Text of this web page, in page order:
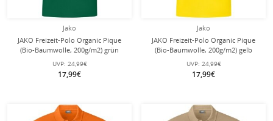
Jako
JAKO Freizeit-Polo Organic Pique
(Bio-Baumwolle, 200g/m2) grün
Jungen
UVP: 24,99€
17,99€
Jako
JAKO Freizeit-Polo Organic Pique
(Bio-Baumwolle, 200g/m2) gelb
Jungen
UVP: 24,99€
17,99€